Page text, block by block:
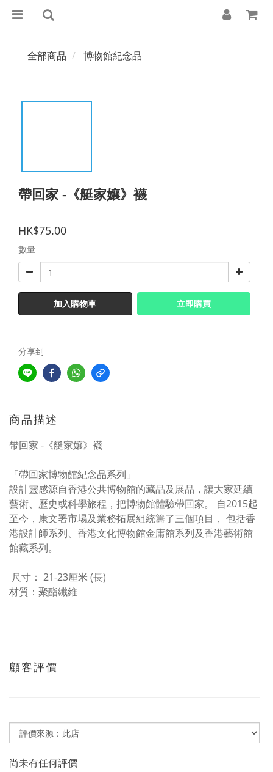
全部商品 博物館紀念品
帶回家 -《艇家孃》襪
HK$75.00
數量
加入購物車 立即購買
分享到
商品描述
帶回家 -《艇家孃》襪
「帶回家博物館紀念品系列」
設計靈感源自香港公共博物館的藏品及展品，讓大家延續
藝術、歷史或科學旅程，把博物館體驗帶回家。 自2015起
至今，康文署市場及業務拓展組統籌了三個項目， 包括香
港設計師系列、香港文化博物館金庸館系列及香港藝術館
館藏系列。
尺寸： 21-23厘米 (長)
材質：聚酯纖維
顧客評價
尚未有任何評價